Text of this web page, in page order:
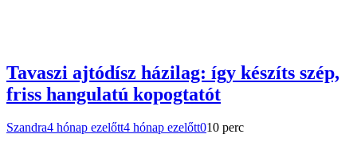
Tavaszi ajtódísz házilag: így készíts szép,
friss hangulatú kopogtatót
Szandra4 hónap ezelőtt4 hónap ezelőtt010 perc